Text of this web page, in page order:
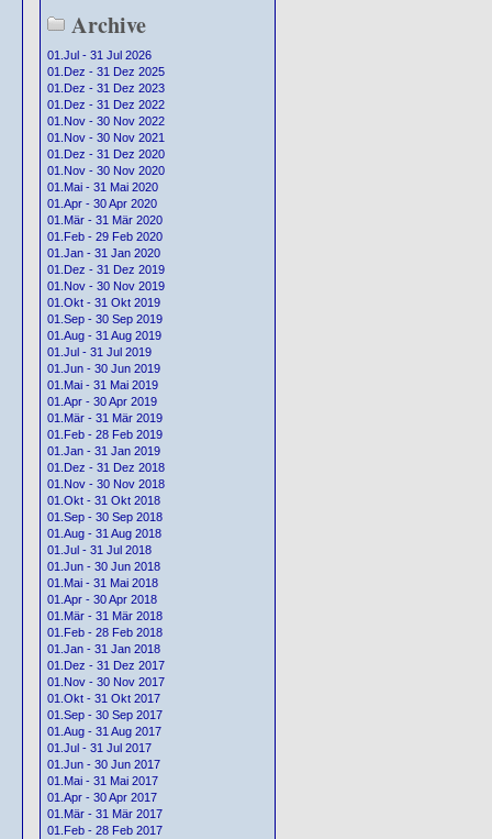
Archive
01.Jul - 31 Jul 2026
01.Dez - 31 Dez 2025
01.Dez - 31 Dez 2023
01.Dez - 31 Dez 2022
01.Nov - 30 Nov 2022
01.Nov - 30 Nov 2021
01.Dez - 31 Dez 2020
01.Nov - 30 Nov 2020
01.Mai - 31 Mai 2020
01.Apr - 30 Apr 2020
01.Mär - 31 Mär 2020
01.Feb - 29 Feb 2020
01.Jan - 31 Jan 2020
01.Dez - 31 Dez 2019
01.Nov - 30 Nov 2019
01.Okt - 31 Okt 2019
01.Sep - 30 Sep 2019
01.Aug - 31 Aug 2019
01.Jul - 31 Jul 2019
01.Jun - 30 Jun 2019
01.Mai - 31 Mai 2019
01.Apr - 30 Apr 2019
01.Mär - 31 Mär 2019
01.Feb - 28 Feb 2019
01.Jan - 31 Jan 2019
01.Dez - 31 Dez 2018
01.Nov - 30 Nov 2018
01.Okt - 31 Okt 2018
01.Sep - 30 Sep 2018
01.Aug - 31 Aug 2018
01.Jul - 31 Jul 2018
01.Jun - 30 Jun 2018
01.Mai - 31 Mai 2018
01.Apr - 30 Apr 2018
01.Mär - 31 Mär 2018
01.Feb - 28 Feb 2018
01.Jan - 31 Jan 2018
01.Dez - 31 Dez 2017
01.Nov - 30 Nov 2017
01.Okt - 31 Okt 2017
01.Sep - 30 Sep 2017
01.Aug - 31 Aug 2017
01.Jul - 31 Jul 2017
01.Jun - 30 Jun 2017
01.Mai - 31 Mai 2017
01.Apr - 30 Apr 2017
01.Mär - 31 Mär 2017
01.Feb - 28 Feb 2017